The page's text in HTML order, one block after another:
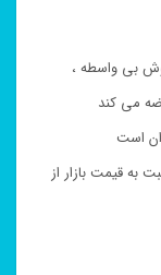
بی واسطه ،
می کند
است
قیمت ۲۰ تا ۴۰ درصد نسبت به قیمت بازار از